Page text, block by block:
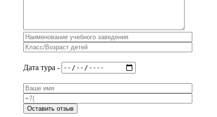
Дата тура -
Оставить отзыв